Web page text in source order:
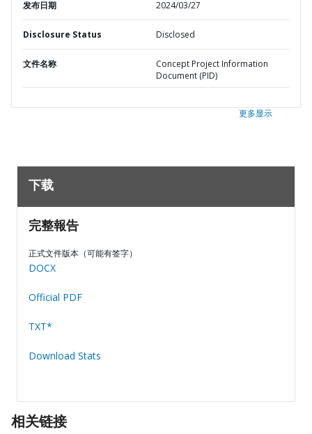
发布日期 2024/03/27
Disclosure Status Disclosed
文件名称
Concept Project Information
Document (PID)
更多显示
下载
完整報告
正式文件版本（可能有签字）
DOCX
Official PDF
TXT*
Download Stats
相关链接